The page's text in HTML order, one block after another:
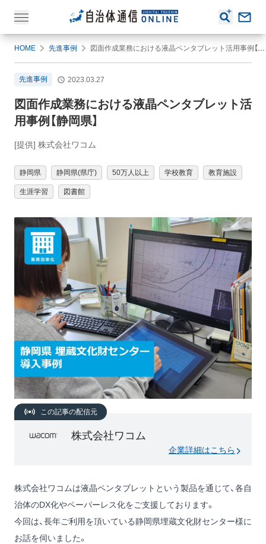
HOME 先進事例 図面作成業務における液晶ペンタブレット活用事例【静岡県】
先進事例 2023.03.27
図面作成業務における液晶ペンタブレット活
用事例【静岡県】
[提供] 株式会社ワコム
静岡県 静岡県(県庁) 50万人以上 学校教育 教育施設
生涯学習 図書館
この記事の配信元
株式会社ワコム
企業詳細はこちら
株式会社ワコムは液晶ペンタブレットという製品を通じて、各自
治体のDX化やペーパーレス化をご支援しております。
今回は、長年ご利用を頂いている静岡県埋蔵文化財センター様に
お話を伺いました。